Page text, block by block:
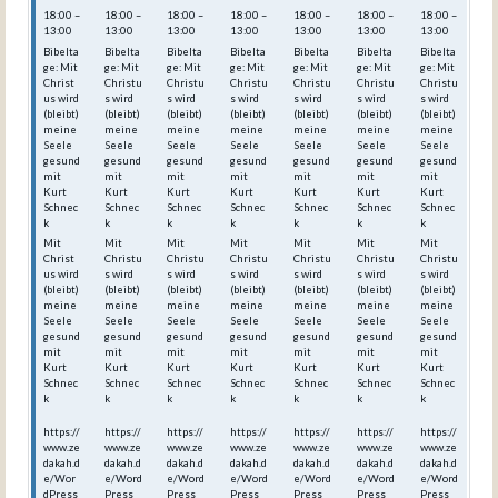
18:00 –
13:00
Bibelta
ge: Mit
Christ
us wird
(bleibt)
meine
Seele
gesund
mit
Kurt
Schnec
k
Mit
Christ
us wird
(bleibt)
meine
Seele
gesund
mit
Kurt
Schnec
k
https://
www.ze
dakah.d
e/Wor
dPress
18:00 –
13:00
Bibelta
ge: Mit
Christu
s wird
(bleibt)
meine
Seele
gesund
mit
Kurt
Schnec
k
Mit
Christu
s wird
(bleibt)
meine
Seele
gesund
mit
Kurt
Schnec
k
https://
www.ze
dakah.d
e/Word
Press_
18:00 –
13:00
Bibelta
ge: Mit
Christu
s wird
(bleibt)
meine
Seele
gesund
mit
Kurt
Schnec
k
Mit
Christu
s wird
(bleibt)
meine
Seele
gesund
mit
Kurt
Schnec
k
https://
www.ze
dakah.d
e/Word
Press_
18:00 –
13:00
Bibelta
ge: Mit
Christu
s wird
(bleibt)
meine
Seele
gesund
mit
Kurt
Schnec
k
Mit
Christu
s wird
(bleibt)
meine
Seele
gesund
mit
Kurt
Schnec
k
https://
www.ze
dakah.d
e/Word
Press_
18:00 –
13:00
Bibelta
ge: Mit
Christu
s wird
(bleibt)
meine
Seele
gesund
mit
Kurt
Schnec
k
Mit
Christu
s wird
(bleibt)
meine
Seele
gesund
mit
Kurt
Schnec
k
https://
www.ze
dakah.d
e/Word
Press_
18:00 –
13:00
Bibelta
ge: Mit
Christu
s wird
(bleibt)
meine
Seele
gesund
mit
Kurt
Schnec
k
Mit
Christu
s wird
(bleibt)
meine
Seele
gesund
mit
Kurt
Schnec
k
https://
www.ze
dakah.d
e/Word
Press_
18:00 –
13:00
Bibelta
ge: Mit
Christu
s wird
(bleibt)
meine
Seele
gesund
mit
Kurt
Schnec
k
Mit
Christu
s wird
(bleibt)
meine
Seele
gesund
mit
Kurt
Schnec
k
https://
www.ze
dakah.d
e/Word
Press_